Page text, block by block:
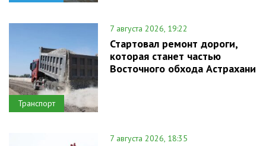
Транспорт
7 августа 2026, 19:22
Стартовал ремонт дороги,
которая станет частью
Восточного обхода Астрахани
7 августа 2026, 18:35